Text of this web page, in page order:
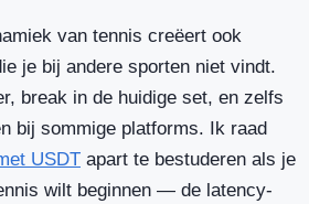
van tennis creëert ook
je bij andere sporten niet vindt.
break in de huidige set, en zelfs
bij sommige platforms. Ik raad
USDT apart te bestuderen als je
wilt beginnen — de latency-